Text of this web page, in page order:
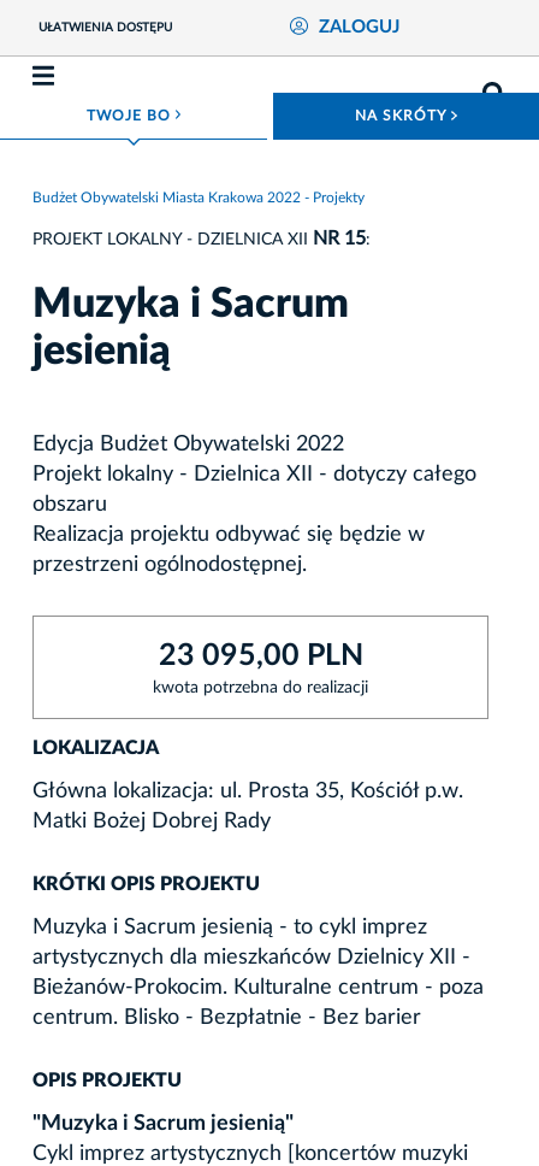
UŁATWIENIA DOSTĘPU ZALOGUJ
TWOJE BO ROZWIŃ MENU NA SKRÓTY
Budżet Obywatelski Miasta Krakowa 2022 - Projekty
PROJEKT LOKALNY - DZIELNICA XII NR 15:
Muzyka i Sacrum
jesienią
Edycja Budżet Obywatelski 2022
Projekt lokalny - Dzielnica XII - dotyczy całego
obszaru
Realizacja projektu odbywać się będzie w
przestrzeni ogólnodostępnej.
23 095,00 PLN
kwota potrzebna do realizacji
LOKALIZACJA
Główna lokalizacja: ul. Prosta 35, Kościół p.w.
Matki Bożej Dobrej Rady
KRÓTKI OPIS PROJEKTU
Muzyka i Sacrum jesienią - to cykl imprez
artystycznych dla mieszkańców Dzielnicy XII -
Bieżanów-Prokocim. Kulturalne centrum - poza
centrum. Blisko - Bezpłatnie - Bez barier
OPIS PROJEKTU
"Muzyka i Sacrum jesienią"
Cykl imprez artystycznych [koncertów muzyki